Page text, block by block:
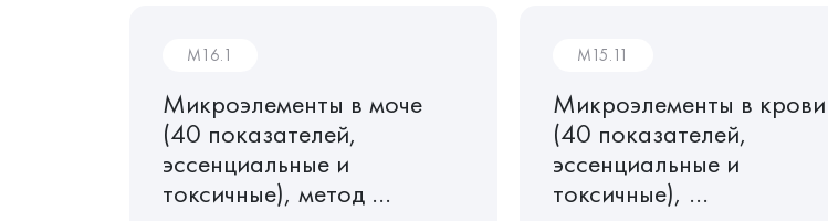
M16.1
Микроэлементы в моче
(40 показателей,
эссенциальные и
токсичные), метод ...
M15.11
Микроэлементы в крови
(40 показателей,
эссенциальные и
токсичные), ...